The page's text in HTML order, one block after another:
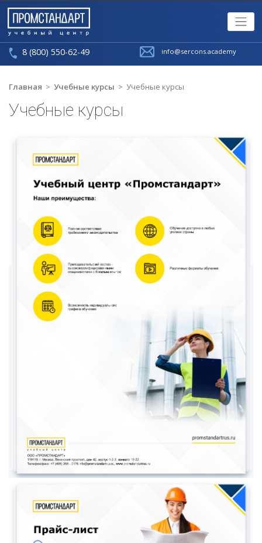
8 (800) 550-62-49 info@sercons.academy
Главная > Учебные курсы > Учебные курсы
Учебные курсы